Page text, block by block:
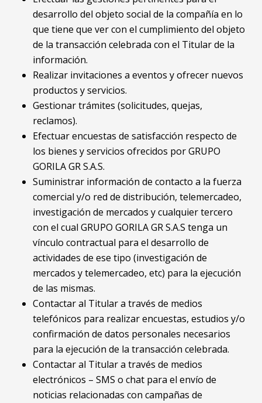
desarrollo del objeto social de la compañía en lo
que tiene que ver con el cumplimiento del objeto
de la transacción celebrada con el Titular de la
información.
Realizar invitaciones a eventos y ofrecer nuevos
productos y servicios.
Gestionar trámites (solicitudes, quejas,
reclamos).
Efectuar encuestas de satisfacción respecto de
los bienes y servicios ofrecidos por GRUPO
GORILA GR S.A.S.
Suministrar información de contacto a la fuerza
comercial y/o red de distribución, telemercadeo,
investigación de mercados y cualquier tercero
con el cual GRUPO GORILA GR S.A.S tenga un
vínculo contractual para el desarrollo de
actividades de ese tipo (investigación de
mercados y telemercadeo, etc) para la ejecución
de las mismas.
Contactar al Titular a través de medios
telefónicos para realizar encuestas, estudios y/o
confirmación de datos personales necesarios
para la ejecución de la transacción celebrada.
Contactar al Titular a través de medios
electrónicos – SMS o chat para el envío de
noticias relacionadas con campañas de